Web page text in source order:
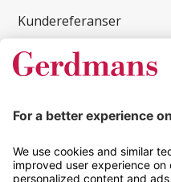
Kundereferanser
Magasin
Tips og guider
Kontakt
info@gerdmans.no
67 80 56 20